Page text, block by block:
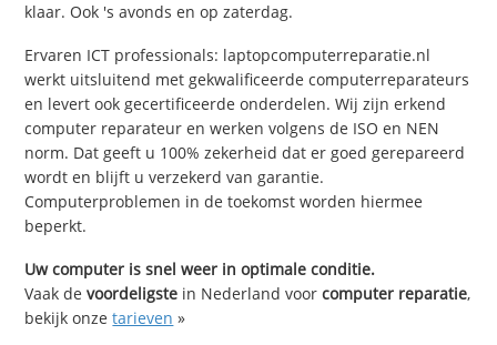
klaar. Ook 's avonds en op zaterdag.
Ervaren ICT professionals: laptopcomputerreparatie.nl
werkt uitsluitend met gekwalificeerde computerreparateurs
en levert ook gecertificeerde onderdelen. Wij zijn erkend
computer reparateur en werken volgens de ISO en NEN
norm. Dat geeft u 100% zekerheid dat er goed gerepareerd
wordt en blijft u verzekerd van garantie.
Computerproblemen in de toekomst worden hiermee
beperkt.
Uw computer is snel weer in optimale conditie.
Vaak devoordeligste in Nederland voorcomputer reparatie,
bekijk onzetarieven »